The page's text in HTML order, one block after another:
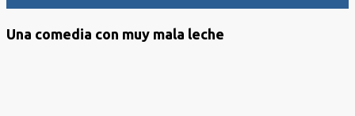
Una comedia con muy mala leche